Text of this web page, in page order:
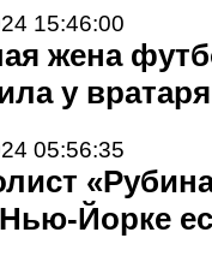
15:46:00
жена
у
05:56:35
Йорке